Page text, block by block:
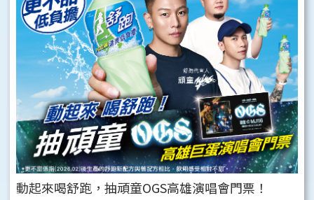
動起來喝舒跑，抽頑童OGS高雄演唱會門票！